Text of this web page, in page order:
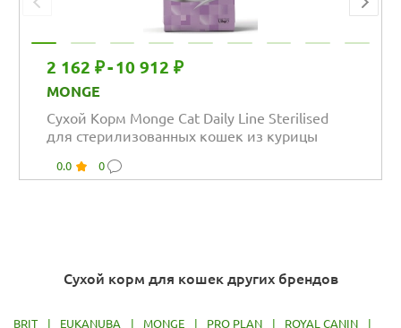
2 162 ₽-10 912 ₽
MONGE
Сухой Корм Monge Cat Daily Line Sterilised
для стерилизованных кошек из курицы
0.0 0
Сухой корм для кошек других брендов
BRIT | EUKANUBA | MONGE | PRO PLAN | ROYAL CANIN
|